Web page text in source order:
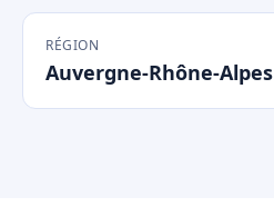
RÉGION
Auvergne-Rhône-Alpes